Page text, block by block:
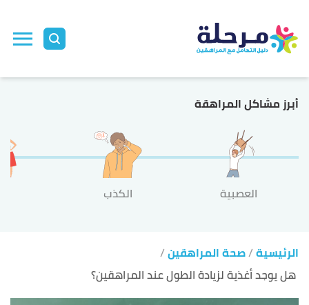
أبرز مشاكل المراهقة
العصبية الكذب
الرئيسية صحة المراهقين
هل يوجد أغذية لزيادة الطول عند المراهقين؟